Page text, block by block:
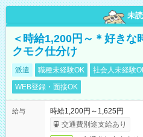
未読
＜時給1,200円～＊好きな
クモク仕分け
派遣 職種未経験OK 社会人未経験
WEB登録・面接OK
給与
時給1,200円～1,625円
交通費別途支給あり